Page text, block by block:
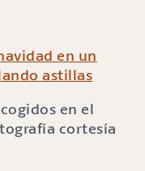
en el
cortesía